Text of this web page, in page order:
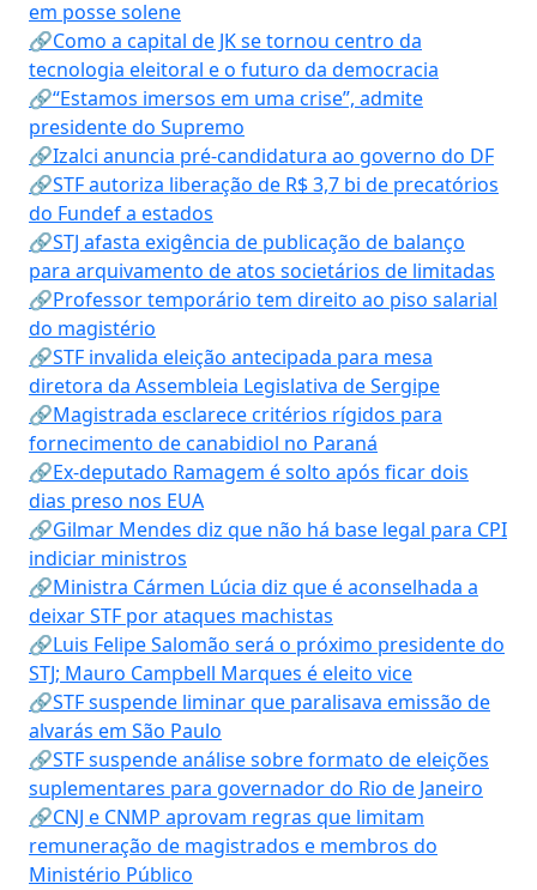
em posse solene
🔗Como a capital de JK se tornou centro da
tecnologia eleitoral e o futuro da democracia
🔗“Estamos imersos em uma crise”, admite
presidente do Supremo
🔗Izalci anuncia pré-candidatura ao governo do DF
🔗STF autoriza liberação de R$ 3,7 bi de precatórios
do Fundef a estados
🔗STJ afasta exigência de publicação de balanço
para arquivamento de atos societários de limitadas
🔗Professor temporário tem direito ao piso salarial
do magistério
🔗STF invalida eleição antecipada para mesa
diretora da Assembleia Legislativa de Sergipe
🔗Magistrada esclarece critérios rígidos para
fornecimento de canabidiol no Paraná
🔗Ex-deputado Ramagem é solto após ficar dois
dias preso nos EUA
🔗Gilmar Mendes diz que não há base legal para CPI
indiciar ministros
🔗Ministra Cármen Lúcia diz que é aconselhada a
deixar STF por ataques machistas
🔗Luis Felipe Salomão será o próximo presidente do
STJ; Mauro Campbell Marques é eleito vice
🔗STF suspende liminar que paralisava emissão de
alvarás em São Paulo
🔗STF suspende análise sobre formato de eleições
suplementares para governador do Rio de Janeiro
🔗CNJ e CNMP aprovam regras que limitam
remuneração de magistrados e membros do
Ministério Público